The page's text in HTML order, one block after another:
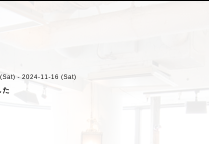
- 2024-11-16 (Sat)
た